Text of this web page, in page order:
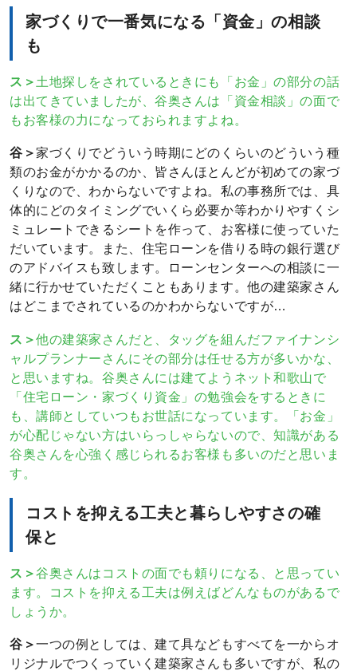
家づくりで一番気になる「資金」の相談
も
ス＞ 土地探しをされているときにも「お金」の部分の話
は出てきていましたが、谷奥さんは「資金相談」の面で
もお客様の力になっておられますよね。
谷＞家づくりでどういう時期にどのくらいのどういう種
類のお金がかかるのか、皆さんほとんどが初めての家づ
くりなので、わからないですよね。私の事務所では、具
体的にどのタイミングでいくら必要か等わかりやすくシ
ミュレートできるシートを作って、お客様に使っていた
だいています。また、住宅ローンを借りる時の銀行選び
のアドバイスも致します。ローンセンターへの相談に一
緒に行かせていただくこともあります。他の建築家さん
はどこまでされているのかわからないですが…
ス＞他の建築家さんだと、タッグを組んだファイナンシ
ャルプランナーさんにその部分は任せる方が多いかな、
と思いますね。谷奥さんには建てようネット和歌山で
「住宅ローン・家づくり資金」の勉強会をするときに
も、講師としていつもお世話になっています。「お金」
が心配じゃない方はいらっしゃらないので、知識がある
谷奥さんを心強く感じられるお客様も多いのだと思いま
す。
コストを抑える工夫と暮らしやすさの確
保と
ス＞谷奥さんはコストの面でも頼りになる、と思ってい
ます。コストを抑える工夫は例えばどんなものがあるで
しょうか。
谷＞一つの例としては、建て具などもすべてを一からオ
リジナルでつくっていく建築家さんも多いですが、私の